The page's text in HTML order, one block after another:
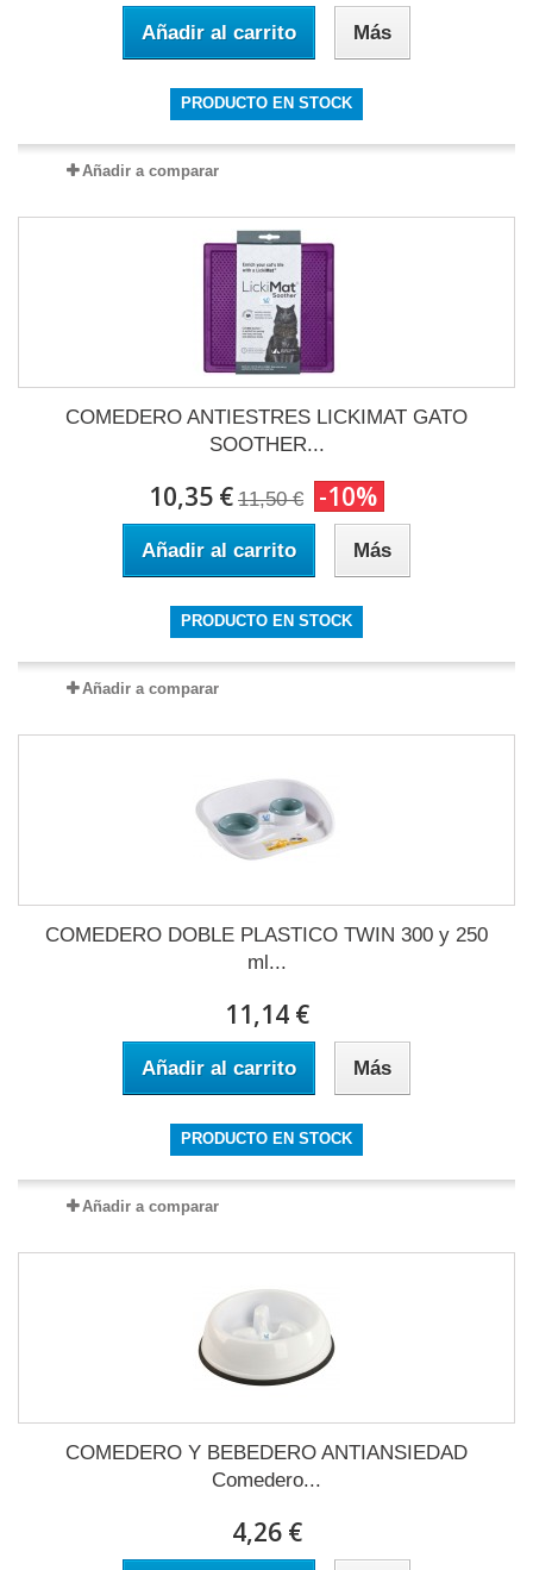
Añadir al carrito Más
PRODUCTO EN STOCK
Añadir a comparar
COMEDERO ANTIESTRES LICKIMAT GATO
SOOTHER...
10,35 € 11,50 € -10%
Añadir al carrito Más
PRODUCTO EN STOCK
Añadir a comparar
COMEDERO DOBLE PLASTICO TWIN 300 y 250
ml...
11,14 €
Añadir al carrito Más
PRODUCTO EN STOCK
Añadir a comparar
COMEDERO Y BEBEDERO ANTIANSIEDAD
Comedero...
4,26 €